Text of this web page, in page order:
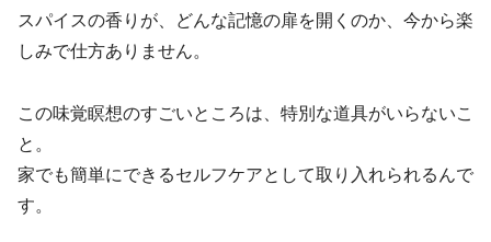
スパイスの香りが、どんな記憶の扉を開くのか、今から楽
しみで仕方ありません。
この味覚瞑想のすごいところは、特別な道具がいらないこ
と。
家でも簡単にできるセルフケアとして取り入れられるんで
す。